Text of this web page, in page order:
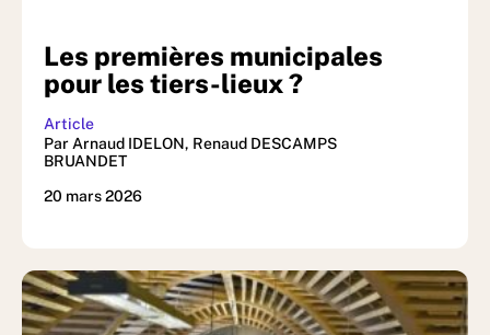
Les premières municipales
pour les tiers-lieux ?
Article
Par Arnaud IDELON, Renaud DESCAMPS
BRUANDET
20 mars 2026